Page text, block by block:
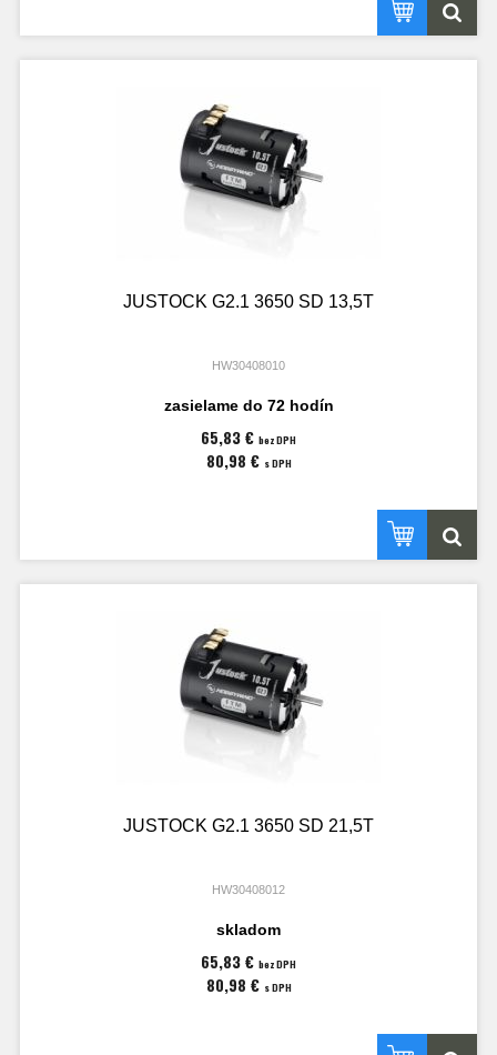
JUSTOCK G2.1 3650 SD 13,5T
HW30408010
zasielame do 72 hodín
65,83 € bez DPH
80,98 € s DPH
JUSTOCK G2.1 3650 SD 21,5T
HW30408012
skladom
65,83 € bez DPH
80,98 € s DPH